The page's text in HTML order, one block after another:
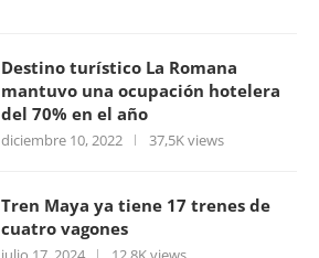
Destino turístico La Romana
mantuvo una ocupación hotelera
del 70% en el año
diciembre 10, 2022 37,5K views
Tren Maya ya tiene 17 trenes de
cuatro vagones